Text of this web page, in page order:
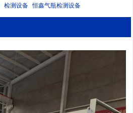
检测设备 恒鑫气瓶检测设备